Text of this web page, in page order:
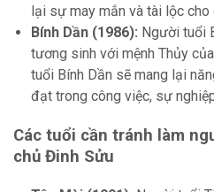
lại sự may mắn và tài lộc
Bính Dần (1986): Người tuổi
tương sinh với mệnh Thủy
tuổi Bính Dần sẽ mang lại
đạt trong công việc, sự
Các tuổi cần tránh làm
chủ Đinh Sửu